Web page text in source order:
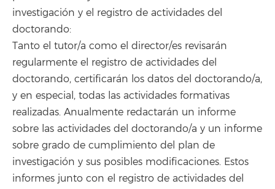
investigación y el registro de actividades del
doctorando:
Tanto el tutor/a como el director/es revisarán
regularmente el registro de actividades del
doctorando, certificarán los datos del doctorando/a,
y en especial, todas las actividades formativas
realizadas. Anualmente redactarán un informe
sobre las actividades del doctorando/a y un informe
sobre grado de cumplimiento del plan de
investigación y sus posibles modificaciones. Estos
informes junto con el registro de actividades del